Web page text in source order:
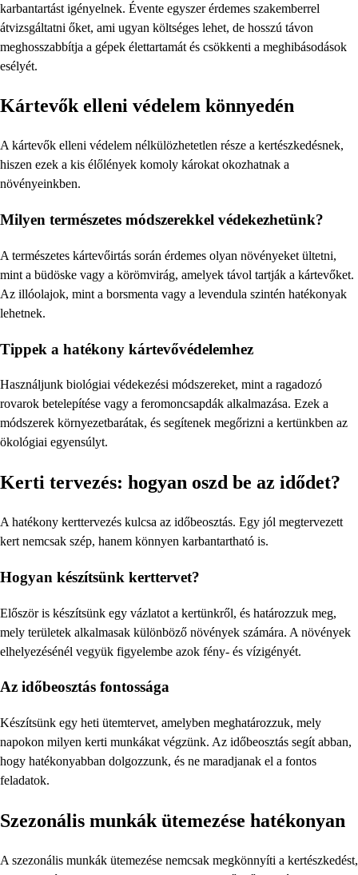
karbantartást igényelnek. Évente egyszer érdemes szakemberrel
átvizsgáltatni őket, ami ugyan költséges lehet, de hosszú távon
meghosszabbítja a gépek élettartamát és csökkenti a meghibásodások
esélyét.
Kártevők elleni védelem könnyedén
A kártevők elleni védelem nélkülözhetetlen része a kertészkedésnek,
hiszen ezek a kis élőlények komoly károkat okozhatnak a
növényeinkben.
Milyen természetes módszerekkel védekezhetünk?
A természetes kártevőirtás során érdemes olyan növényeket ültetni,
mint a büdöske vagy a körömvirág, amelyek távol tartják a kártevőket.
Az illóolajok, mint a borsmenta vagy a levendula szintén hatékonyak
lehetnek.
Tippek a hatékony kártevővédelemhez
Használjunk biológiai védekezési módszereket, mint a ragadozó
rovarok betelepítése vagy a feromoncsapdák alkalmazása. Ezek a
módszerek környezetbarátak, és segítenek megőrizni a kertünkben az
ökológiai egyensúlyt.
Kerti tervezés: hogyan oszd be az idődet?
A hatékony kerttervezés kulcsa az időbeosztás. Egy jól megtervezett
kert nemcsak szép, hanem könnyen karbantartható is.
Hogyan készítsünk kerttervet?
Először is készítsünk egy vázlatot a kertünkről, és határozzuk meg,
mely területek alkalmasak különböző növények számára. A növények
elhelyezésénél vegyük figyelembe azok fény- és vízigényét.
Az időbeosztás fontossága
Készítsünk egy heti ütemtervet, amelyben meghatározzuk, mely
napokon milyen kerti munkákat végzünk. Az időbeosztás segít abban,
hogy hatékonyabban dolgozzunk, és ne maradjanak el a fontos
feladatok.
Szezonális munkák ütemezése hatékonyan
A szezonális munkák ütemezése nemcsak megkönnyíti a kertészkedést,